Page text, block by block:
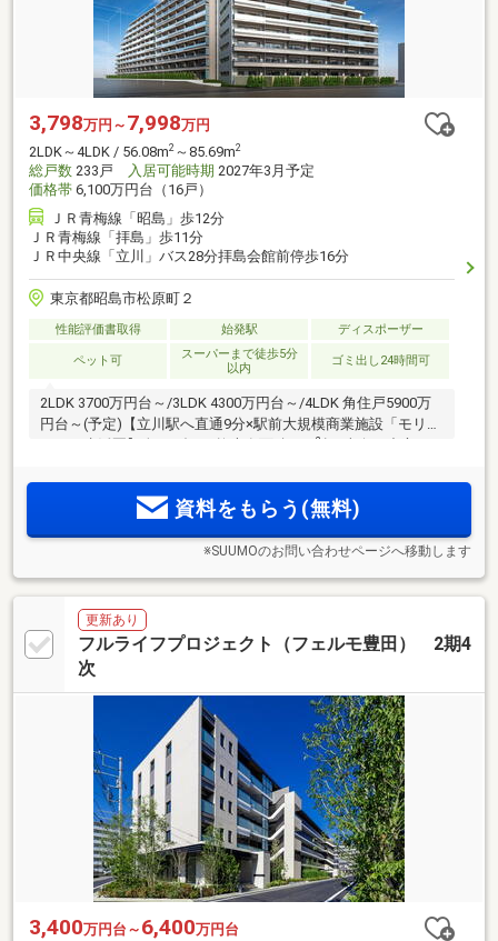
3,798万円～ 7,998万円
2LDK～4LDK / 56.08m2 ～85.69m2
総戸数 233戸 入居可能時期 2027年3月予定
価格帯 6,100万円台（16戸）
ＪＲ青梅線「昭島」歩12分
ＪＲ青梅線「拝島」歩11分
ＪＲ中央線「立川」バス28分拝島会館前停歩16分
東京都昭島市松原町２
性能評価書取得 始発駅 ディスポーザー
ペット可
スーパーまで徒歩5分
以内
ゴミ出し24時間可
2LDK 3700万円台～/3LDK 4300万円台～/4LDK 角住戸5900万
円台～(予定)【立川駅へ直通9分×駅前大規模商業施設「モリタ
2
富な共用施設。商業・医療・教育・公園が徒歩3分圏内に集結
資料をもらう(無料)
※SUUMOのお問い合わせページへ移動します
更新あり
フルライフプロジェクト（フェルモ豊田） 2期4
次
3,400万円台～ 6,400万円台